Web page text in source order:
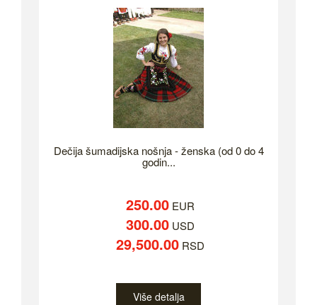
Dečija šumadijska nošnja - ženska (od 0 do 4
godin...
250.00 EUR
300.00 USD
29,500.00 RSD
Više detalja